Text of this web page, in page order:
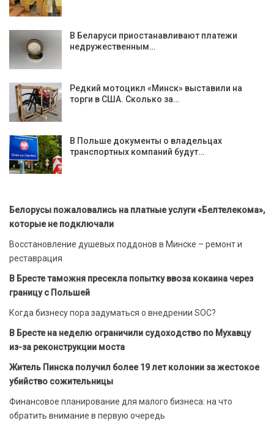
В Беларуси приостанавливают платежи
недружественным…
Редкий мотоцикл «Минск» выставили на
торги в США. Сколько за…
В Польше документы о владельцах
транспортных компаний будут…
Белорусы пожаловались на платные услуги «Белтелекома»,
которые не подключали
Восстановление душевых поддонов в Минске – ремонт и
реставрация
В Бресте таможня пресекла попытку ввоза кокаина через
границу с Польшей
Когда бизнесу пора задуматься о внедрении SOC?
В Бресте на неделю ограничили судоходство по Мухавцу
из-за реконструкции моста
Житель Пинска получил более 19 лет колонии за жестокое
убийство сожительницы
Финансовое планирование для малого бизнеса: на что
обратить внимание в первую очередь